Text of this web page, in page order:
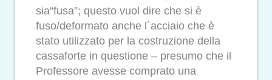
sia“fusa”; questo vuol dire che si è
fuso/deformato anche l´acciaio che è
stato utilizzato per la costruzione della
cassaforte in questione – presumo che il
Professore avesse comprato una